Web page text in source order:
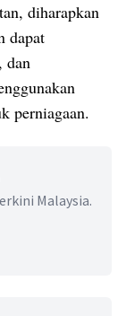
diharapkan
dapat
dan
perniagaan.
Malaysia.